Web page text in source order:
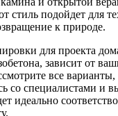
стиль подойдет для
к природе.
для проекта
зависит от
все варианты,
со специалистами и
идеально